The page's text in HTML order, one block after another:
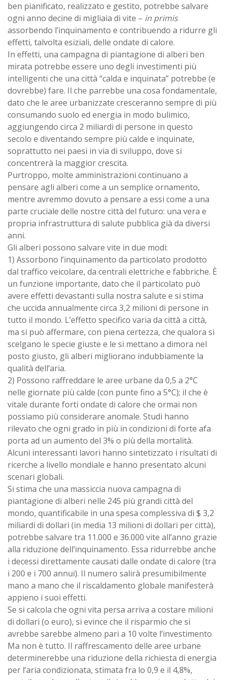
ben pianificato, realizzato e gestito, potrebbe salvare
ogni anno decine di migliaia di vite – in primis
assorbendo l’inquinamento e contribuendo a ridurre gli
effetti, talvolta esiziali, delle ondate di calore.
In effetti, una campagna di piantagione di alberi ben
mirata potrebbe essere uno degli investimenti più
intelligenti che una città “calda e inquinata” potrebbe (e
dovrebbe) fare. Il che parrebbe una cosa fondamentale,
dato che le aree urbanizzate cresceranno sempre di più
consumando suolo ed energia in modo bulimico,
aggiungendo circa 2 miliardi di persone in questo
secolo e diventando sempre più calde e inquinate,
soprattutto nei paesi in via di sviluppo, dove si
concentrerà la maggior crescita.
Purtroppo, molte amministrazioni continuano a
pensare agli alberi come a un semplice ornamento,
mentre avremmo dovuto a pensare a essi come a una
parte cruciale delle nostre città del futuro: una vera e
propria infrastruttura di salute pubblica già da diversi
anni.
Gli alberi possono salvare vite in due modi:
1) Assorbono l’inquinamento da particolato prodotto
dal traffico veicolare, da centrali elettriche e fabbriche. È
un funzione importante, dato che il particolato può
avere effetti devastanti sulla nostra salute e si stima
che uccida annualmente circa 3,2 milioni di persone in
tutto il mondo. L’effetto specifico varia da città a città,
ma si può affermare, con piena certezza, che qualora si
scelgano le specie giuste e le si mettano a dimora nel
posto giusto, gli alberi migliorano indubbiamente la
qualità dell’aria.
2) Possono raffreddare le aree urbane da 0,5 a 2°C
nelle giornate più calde (con punte fino a 5°C); il che è
vitale durante forti ondate di calore che ormai non
possiamo più considerare anomale. Studi hanno
rilevato che ogni grado in più in condizioni di forte afa
porta ad un aumento del 3% o più della mortalità.
Alcuni interessanti lavori hanno sintetizzato i risultati di
ricerche a livello mondiale e hanno presentato alcuni
scenari globali.
Si stima che una massiccia nuova campagna di
piantagione di alberi nelle 245 più grandi città del
mondo, quantificabile in una spesa complessiva di $ 3,2
miliardi di dollari (in media 13 milioni di dollari per città),
potrebbe salvare tra 11.000 e 36.000 vite all’anno grazie
alla riduzione dell’inquinamento. Essa ridurrebbe anche
i decessi direttamente causati dalle ondate di calore (tra
i 200 e i 700 annui). Il numero salirà presumibilmente
mano a mano che il riscaldamento globale manifesterà
appieno i suoi effetti.
Se si calcola che ogni vita persa arriva a costare milioni
di dollari (o euro), si evince che il risparmio che si
avrebbe sarebbe almeno pari a 10 volte l’investimento
Ma non è tutto. Il raffrescamento delle aree urbane
determinerebbe una riduzione della richiesta di energia
per l’aria condizionata, stimata fra lo 0,9 e il 4,8%,